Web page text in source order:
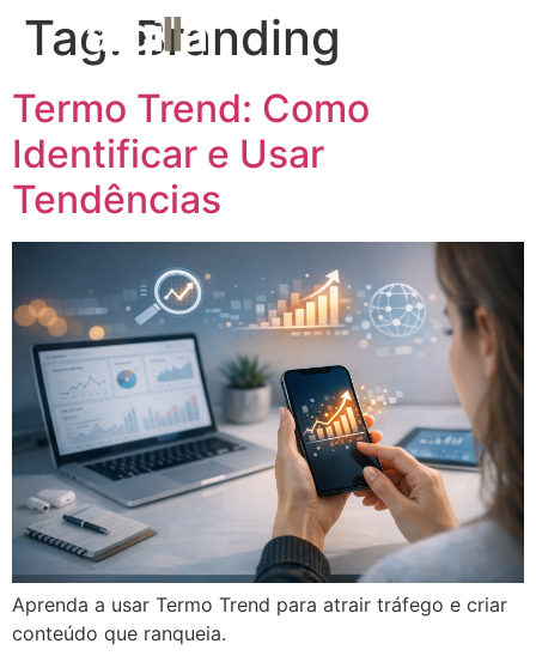
Tag: Branding
Termo Trend: Como
Identificar e Usar
Tendências
Aprenda a usar Termo Trend para atrair tráfego e criar
conteúdo que ranqueia.